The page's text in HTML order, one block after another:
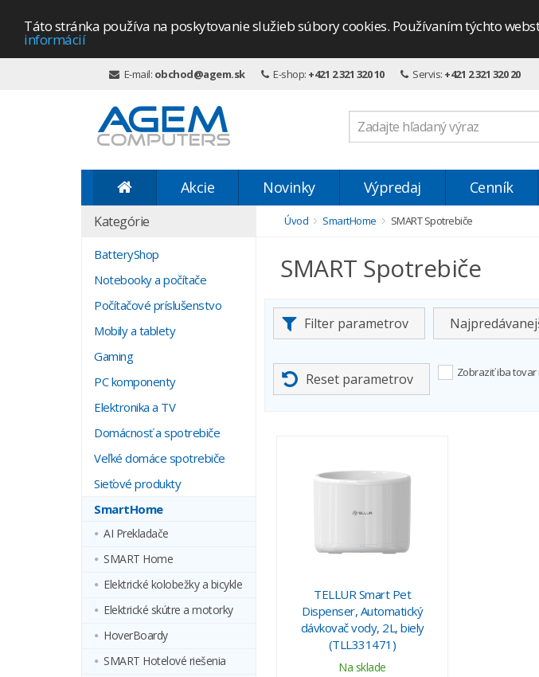
Táto stránka používa na poskytovanie služieb súbory cookies. Používaním týchto
informácií
E-mail: obchod@agem.sk E-shop: +421 2 321 320 10 Servis: +421 2 321 320 20
Akcie Novinky Výpredaj Cenník
Kategórie
BatteryShop
Notebooky a počítače
Počítačové príslušenstvo
Mobily a tablety
Gaming
PC komponenty
Elektronika a TV
Domácnosť a spotrebiče
Veľké domáce spotrebiče
Sieťové produkty
SmartHome
AI Prekladače
SMART Home
Elektrické kolobežky a bicykle
Elektrické skútre a motorky
HoverBoardy
SMART Hotelové riešenia
Úvod SmartHome SMART Spotrebiče
SMART Spotrebiče
Filter parametrov
Reset parametrov Zobraziť iba
TELLUR Smart Pet
Dispenser, Automatický
dávkovač vody, 2L, biely
(TLL331471)
Na sklade